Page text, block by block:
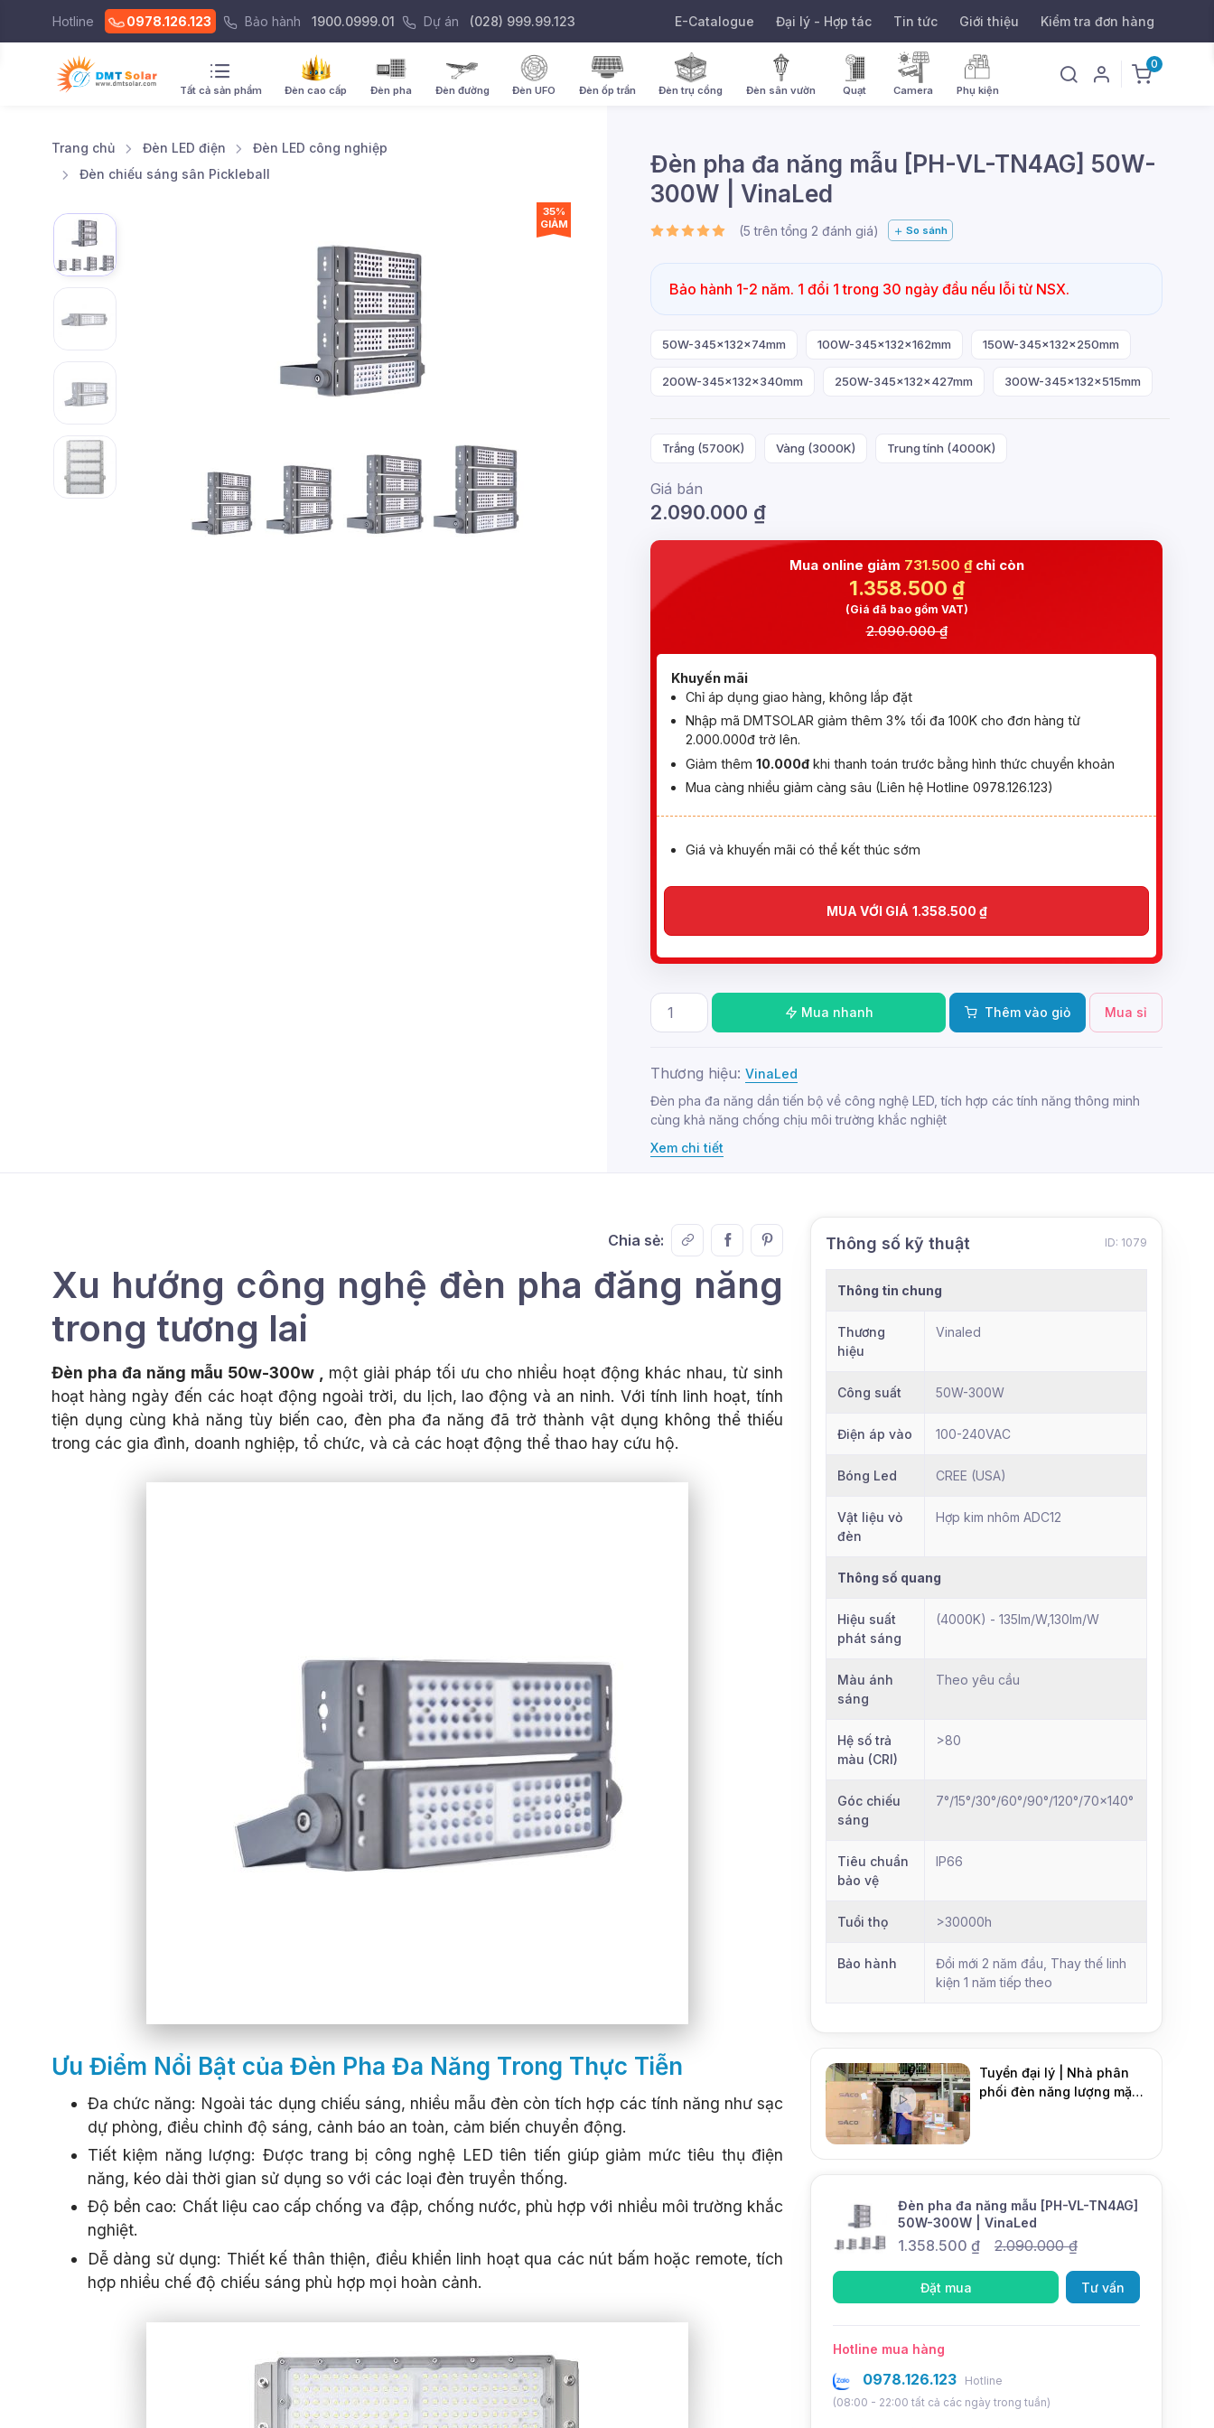
Hotline 0978.126.123 Bảo hành 1900.0999.01 Dự án (028) 999.99.123 E-Catalogue Đại lý - Hợp tác Tin tức Giới thiệu Kiểm tra đơn hàng
0
Tất cả sản phẩm Đèn cao cấp Đèn pha Đèn đường Đèn UFO Đèn ốp trần Đèn trụ cổng Đèn sân vườn Quạt Camera Phụ kiện
Trang chủ Đèn LED điện
Đèn LED công nghiệp
Đèn chiếu sáng sân Pickleball
35%
GIẢM
Đèn pha đa năng mẫu [PH-VL-TN4AG] 50W-
300W | VinaLed
(5 trên tổng 2 đánh giá) So sánh
Bảo hành 1-2 năm. 1 đổi 1 trong 30 ngày đầu nếu lỗi từ NSX.
50W-345x132x74mm 100W-345x132x162mm 150W-345x132x250mm
200W-345x132x340mm 250W-345x132x427mm 300W-345x132x515mm
Trắng (5700K) Vàng (3000K) Trung tính (4000K)
Giá bán
2.090.000 ₫
Mua online giảm 731.500 ₫chỉ còn
1.358.500 ₫
(Giá đã bao gồm VAT)
2.090.000 ₫
Khuyến mãi
Chỉ áp dụng giao hàng, không lắp đặt
Nhập mã DMTSOLAR giảm thêm 3% tối đa 100K cho đơn hàng từ
2.000.000đ trở lên.
Giảm thêm 10.000đ khi thanh toán trước bằng hình thức chuyển khoản
Mua càng nhiều giảm càng sâu (Liên hệ Hotline 0978.126.123)
Giá và khuyến mãi có thể kết thúc sớm
MUA VỚI GIÁ 1.358.500 ₫
Mua nhanh Thêm vào giỏ Mua sỉ
Thương hiệu: VinaLed
Đèn pha đa năng dần tiến bộ về công nghệ LED, tích hợp các tính năng thông minh
cùng khả năng chống chịu môi trường khắc nghiệt
Xem chi tiết
Chia sẻ:
Xu hướng công nghệ đèn pha đăng năng
trong tương lai
Đèn pha đa năng mẫu 50w-300w , một giải pháp tối ưu cho nhiều hoạt động khác nhau, từ sinh
hoạt hàng ngày đến các hoạt động ngoài trời, du lịch, lao động và an ninh. Với tính linh hoạt, tính
tiện dụng cùng khả năng tùy biến cao, đèn pha đa năng đã trở thành vật dụng không thể thiếu
trong các gia đình, doanh nghiệp, tổ chức, và cả các hoạt động thể thao hay cứu hộ.
Ưu Điểm Nổi Bật của Đèn Pha Đa Năng Trong Thực Tiễn
Đa chức năng: Ngoài tác dụng chiếu sáng, nhiều mẫu đèn còn tích hợp các tính năng như sạc
dự phòng, điều chỉnh độ sáng, cảnh báo an toàn, cảm biến chuyển động.
Tiết kiệm năng lượng: Được trang bị công nghệ LED tiên tiến giúp giảm mức tiêu thụ điện
năng, kéo dài thời gian sử dụng so với các loại đèn truyền thống.
Độ bền cao: Chất liệu cao cấp chống va đập, chống nước, phù hợp với nhiều môi trường khắc
nghiệt.
Dễ dàng sử dụng: Thiết kế thân thiện, điều khiển linh hoạt qua các nút bấm hoặc remote, tích
hợp nhiều chế độ chiếu sáng phù hợp mọi hoàn cảnh.
Thông số kỹ thuật ID: 1079
Thông tin chung
Thương
hiệu
Vinaled
Công suất 50W-300W
Điện áp vào 100-240VAC
Bóng Led CREE (USA)
Vật liệu vỏ
đèn
Hợp kim nhôm ADC12
Thông số quang
Hiệu suất
phát sáng
(4000K) - 135lm/W,130lm/W
Màu ánh
sáng
Theo yêu cầu
Hệ số trả
màu (CRI)
>80
Góc chiếu
sáng
7°/15°/30°/60°/90°/120°/70x140°
Tiêu chuẩn
bảo vệ
IP66
Tuổi thọ >30000h
Bảo hành
Đổi mới 2 năm đầu, Thay thế linh
kiện 1 năm tiếp theo
Tuyển đại lý | Nhà phân
phối đèn năng lượng mặt
Đèn pha đa năng mẫu [PH-VL-TN4AG]
50W-300W | VinaLed
1.358.500 ₫ 2.090.000₫
Đặt mua Tư vấn
Hotline mua hàng
0978.126.123
Hotline
(08:00 - 22:00 tất cả các ngày trong tuần)